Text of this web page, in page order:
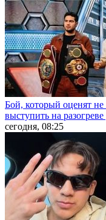
Бой, который оценят не
выступить на
сегодня, 08:25